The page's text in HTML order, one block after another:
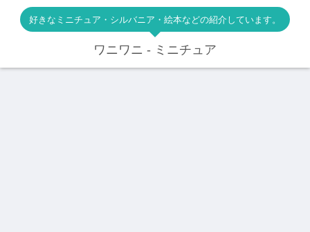
好きなミニチュア・シルバニア・絵本などの紹介しています。
ワニワニ - ミニチュア